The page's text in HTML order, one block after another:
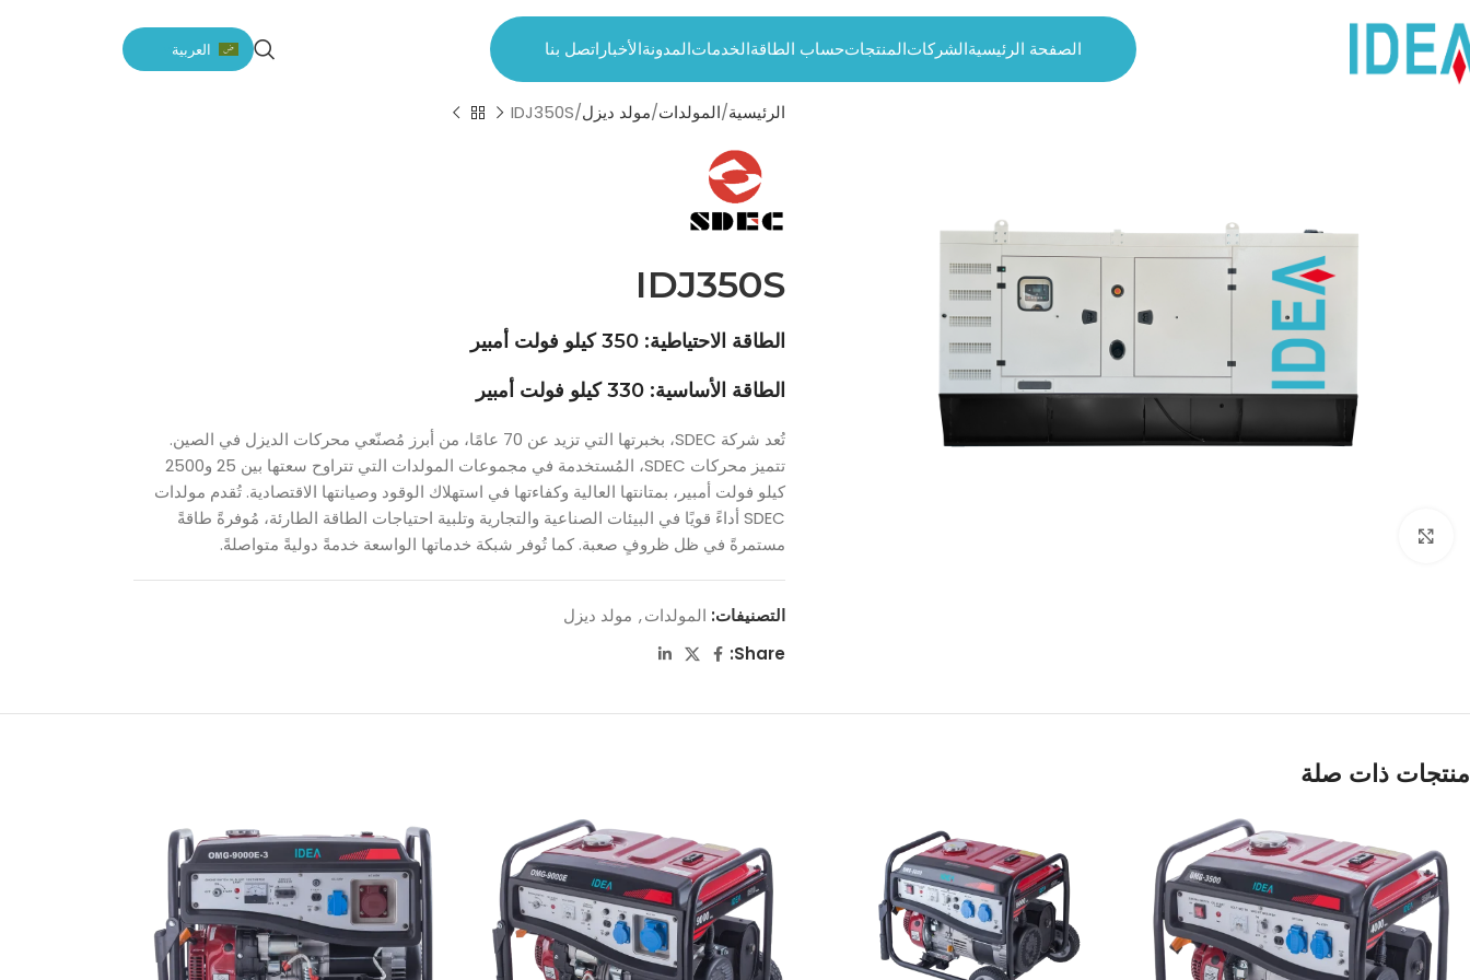
الصفحة الرئيسيةالشركاتالمنتجاتحساب الطاقةالخدماتالمدونةالأخبار اتصل بنا العربية
الرئيسية المولدات مولد ديزل IDJ350S
IDJ350S
الطاقة الاحتياطية: 350 كيلو فولت أمبير
الطاقة الأساسية: 330 كيلو فولت أمبير
تُعد شركة SDEC، بخبرتها التي تزيد عن 70 عامًا، من أبرز مُصنّعي محركات الديزل في الصين.
تتميز محركات SDEC، المُستخدمة في مجموعات المولدات التي تتراوح سعتها بين 25 و2500
كيلو فولت أمبير، بمتانتها العالية وكفاءتها في استهلاك الوقود وصيانتها الاقتصادية. تُقدم مولدات
SDEC أداءً قويًا في البيئات الصناعية والتجارية وتلبية احتياجات الطاقة الطارئة، مُوفرةً طاقةً
مستمرةً في ظل ظروفٍ صعبة. كما تُوفر شبكة خدماتها الواسعة خدمةً دوليةً متواصلةً.
التصنيفات: المولدات, مولد ديزل
Share:
منتجات ذات صلة